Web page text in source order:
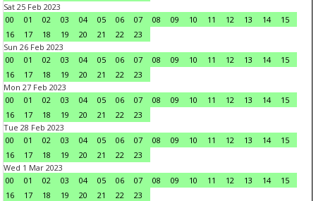
Sat 25 Feb 2023
00
01 02 03 04 05 06 07 08 09 10 11 12 13 14
15
16
17 18 19 20 21 22
23
Sun 26 Feb 2023
00
01 02 03 04 05 06 07 08 09 10 11 12 13 14
15
16
17 18 19 20 21 22
23
Mon 27 Feb 2023
00
01 02 03 04 05 06 07 08 09 10 11 12 13 14
15
16
17 18 19 20 21 22
23
Tue 28 Feb 2023
00
01 02 03 04 05 06 07 08 09 10 11 12 13 14
15
16
17 18 19 20 21 22
23
Wed 1 Mar 2023
00
01 02 03 04 05 06 07 08 09 10 11 12 13 14
15
16
17 18 19 20 21 22
23